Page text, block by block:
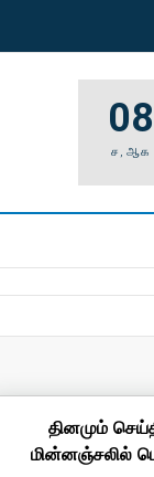
08
ச , ஆக
தினமும்
மின்னஞ்சலில்